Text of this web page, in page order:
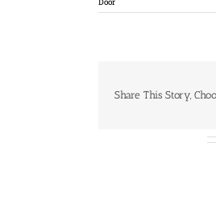
Share This Story,